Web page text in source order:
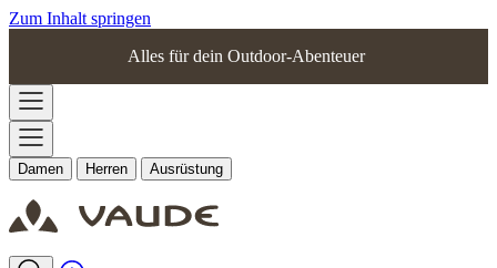
Zum Inhalt springen
Alles für dein Outdoor-Abenteuer
Damen Herren Ausrüstung